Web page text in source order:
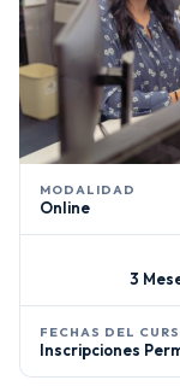
MODALIDAD
Online
3
FECHAS DEL
Inscripciones